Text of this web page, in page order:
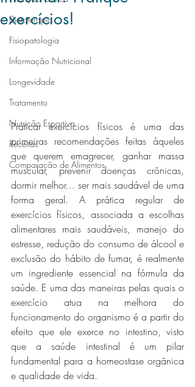
Dietoterapia
Fisiopatologia
Informação Nutricional
Longevidade
Tratamento
Nutrição Esportiva
Receitas
Comparação de Alimentos
exercícios!
Praticar exercícios físicos é uma das
primeiras recomendações feitas àqueles
que querem emagrecer, ganhar massa
muscular, prevenir doenças crônicas,
dormir melhor… ser mais saudável de uma
forma geral. A prática regular de
exercícios físicos, associada a escolhas
alimentares mais saudáveis, manejo do
estresse, redução do consumo de álcool e
exclusão do hábito de fumar, é realmente
um ingrediente essencial na fórmula da
saúde. E uma das maneiras pelas quais o
exercício atua na melhora do
funcionamento do organismo é a partir do
efeito que ele exerce no intestino, visto
que a saúde intestinal é um pilar
fundamental para a homeostase orgânica
e qualidade de vida.